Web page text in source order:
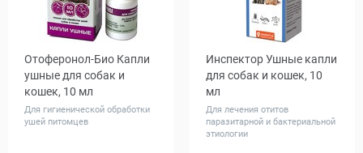
Отоферонол-Био Капли
ушные для собак и
кошек, 10 мл
Для гигиенической обработки
ушей питомцев
Инспектор Ушные капли
для собак и кошек, 10
мл
Для лечения отитов
паразитарной и бактериальной
этиологии